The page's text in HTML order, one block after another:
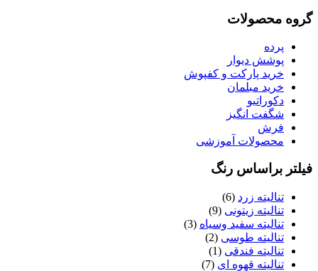
گروه محصولات
پرده
پوشش دیوار
خرید پارکت و کفپوش
خرید مبلمان
دکوراتیو
شگفت انگیز
فرش
محصولات آموزشی
فیلتر براساس رنگ
تنالیته زرد (6)
تنالیته زیتونی (9)
تنالیته سفید وسیاه (3)
تنالیته طوسی (2)
تنالیته فندقی (1)
تنالیته قهوه ای (7)